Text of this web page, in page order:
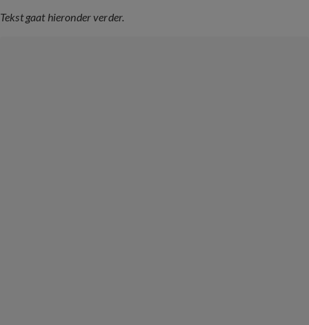
Tekst gaat hieronder verder.